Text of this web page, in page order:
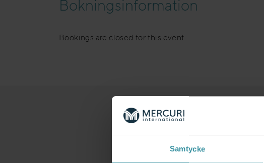
Samtycke
Bokningsinformation
Bookings are closed for this event.